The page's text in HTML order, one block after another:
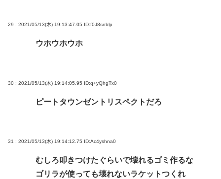
29 : 2021/05/13(木) 19:13:47.05 ID:f0J8snblp
ウホウホウホ
30 : 2021/05/13(木) 19:14:05.95 ID:q+yQhgTx0
ピートタウンゼントリスペクトだろ
31 : 2021/05/13(木) 19:14:12.75 ID:Ac4yshna0
むしろ叩きつけたぐらいで壊れるゴミ作るな
ゴリラが使っても壊れないラケットつくれ